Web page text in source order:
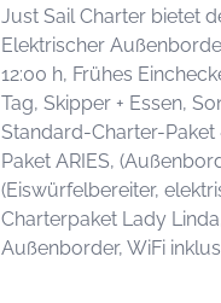
Just Sail Charter bietet
Elektrischer
12:00 h, Frühes
Tag, Skipper + Essen,
Standard-Charter-Paket
Paket ARIES,
(Eiswürfelbereiter,
Charterpaket Lady
Außenborder, WiFi